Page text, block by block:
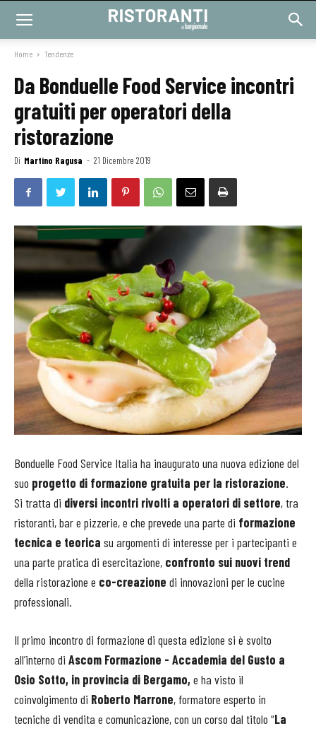
Home Tendenze
Da Bonduelle Food Service incontri
gratuiti per operatori della
ristorazione
Di Martino Ragusa - 21 Dicembre 2019
Bonduelle Food Service Italia ha inaugurato una nuova edizione del
suo progetto di formazione gratuita per la ristorazione.
Si tratta di diversi incontri rivolti a operatori di settore, tra
ristoranti, bar e pizzerie, e che prevede una parte di formazione
tecnica e teorica su argomenti di interesse per i partecipanti e
una parte pratica di esercitazione, confronto sui nuovi trend
della ristorazione e co-creazione di innovazioni per le cucine
professionali.
Il primo incontro di formazione di questa edizione si è svolto
all’interno di Ascom Formazione - Accademia del Gusto a
Osio Sotto, in provincia di Bergamo,e ha visto il
coinvolgimento di Roberto Marrone, formatore esperto in
tecniche di vendita e comunicazione, con un corso dal titolo “La